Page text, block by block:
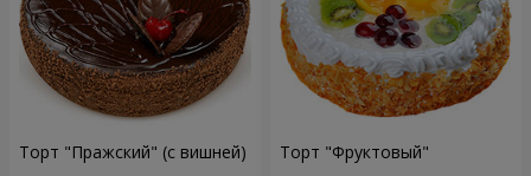
Торт "Пражский" (с вишней) Торт "Фруктовый"